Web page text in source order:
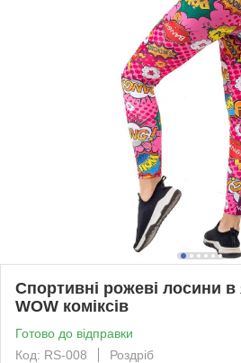
Спортивні рожеві лосини в
WOW коміксів
Готово до відправки
Код: RS-008
Роздріб